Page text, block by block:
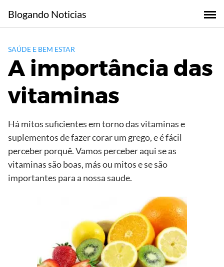
content
Blogando Noticias
SAÚDE E BEM ESTAR
A importância das
vitaminas
Há mitos suficientes em torno das vitaminas e
suplementos de fazer corar um grego, e é fácil
perceber porquê. Vamos perceber aqui se as
vitaminas são boas, más ou mitos e se são
importantes para a nossa saude.